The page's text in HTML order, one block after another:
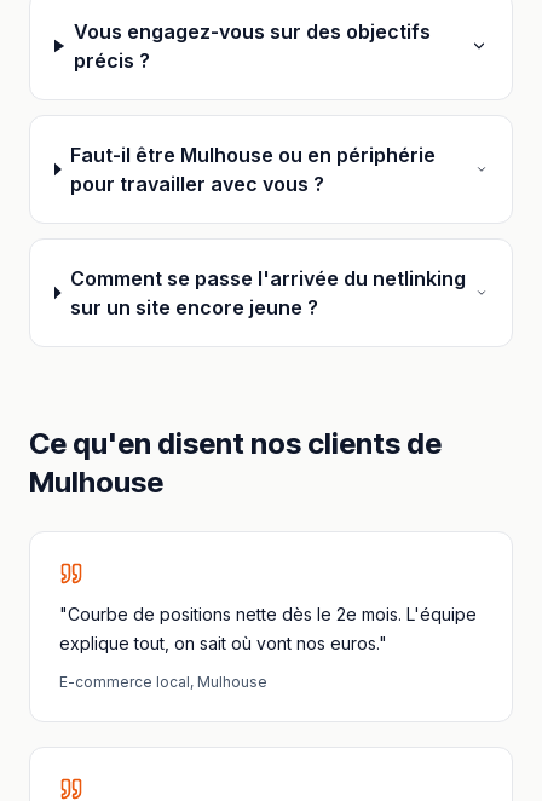
Vous engagez-vous sur des objectifs
précis ?
Faut-il être Mulhouse ou en périphérie
pour travailler avec vous ?
Comment se passe l'arrivée du netlinking
sur un site encore jeune ?
Ce qu'en disent nos clients de
Mulhouse
"Courbe de positions nette dès le 2e mois. L'équipe
explique tout, on sait où vont nos euros."
E-commerce local, Mulhouse